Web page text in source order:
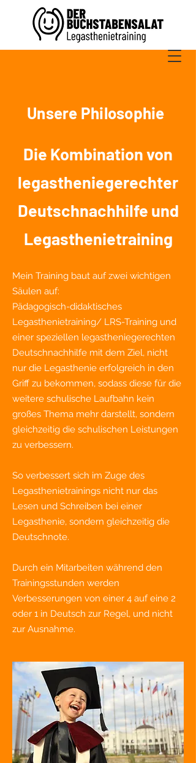
Unsere Philosophie
Die Kombination von
legastheniegerechter
Deutschnachhilfe und
Legasthenietraining
Mein Training baut auf zwei wichtigen
Säulen auf:
Pädagogisch-didaktisches
Legasthenietraining/ LRS-Training und
einer speziellen legastheniegerechten
Deutschnachhilfe mit dem Ziel, nicht
nur die Legasthenie erfolgreich in den
Griff zu bekommen, sodass diese für die
weitere schulische Laufbahn kein
großes Thema mehr darstellt, sondern
gleichzeitig die schulischen Leistungen
zu verbessern.
So verbessert sich im Zuge des
Legasthenietrainings nicht nur das
Lesen und Schreiben bei einer
Legasthenie, sondern gleichzeitig die
Deutschnote.
Durch ein Mitarbeiten während den
Trainingsstunden werden
Verbesserungen von einer 4 auf eine 2
oder 1 in Deutsch zur Regel, und nicht
zur Ausnahme.